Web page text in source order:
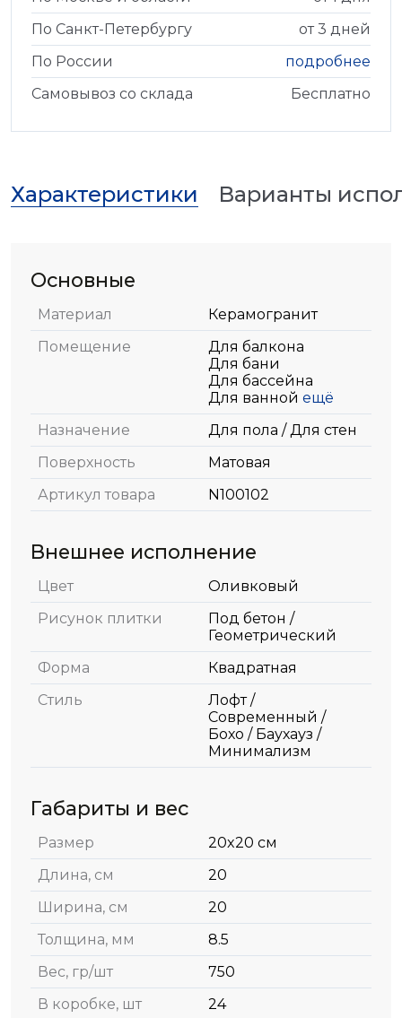
По Санкт-Петербургу
от 3 дней
По России
подробнее
Самовывоз со склада
Бесплатно
Характеристики Варианты
Основные
Материал
Керамогранит
Помещение
Для балкона
Для бани
Для бассейна
Для ванной ещё
Назначение
Для пола / Для стен
Поверхность
Матовая
Артикул товара
N100102
Внешнее исполнение
Цвет
Оливковый
Рисунок плитки
Под бетон /
Геометрический
Форма
Квадратная
Стиль
Лофт /
Современный /
Бохо / Баухауз /
Минимализм
Габариты и вес
Размер
20x20 см
Длина, см
20
Ширина, см
20
Толщина, мм
8.5
Вес, гр/шт
750
В коробке, шт
24